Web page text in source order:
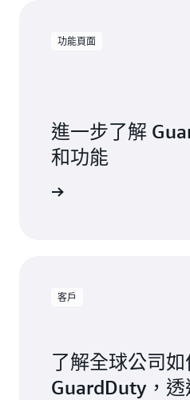
功能頁面
進一步了解
和功能
客戶
了解全球公司如
GuardDuty，